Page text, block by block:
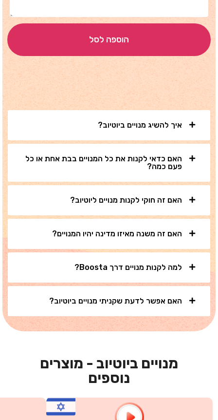
הוספה לסל
איך להשיג מנויים ביוטיוב?
האם כדאי לקנות את כל המנויים בבת אחת או כל
פעם כמה?
האם זה חוקי לקנות מנויים ליוטיוב?
האם זה משנה מאיזו מדינה יהיו המנויים?
למה לקנות מנויים דרך Boosta?
האם אפשר לדעת שקניתי מנויים ביוטיוב?
מנויים ביוטיוב - מוצרים
נוספים